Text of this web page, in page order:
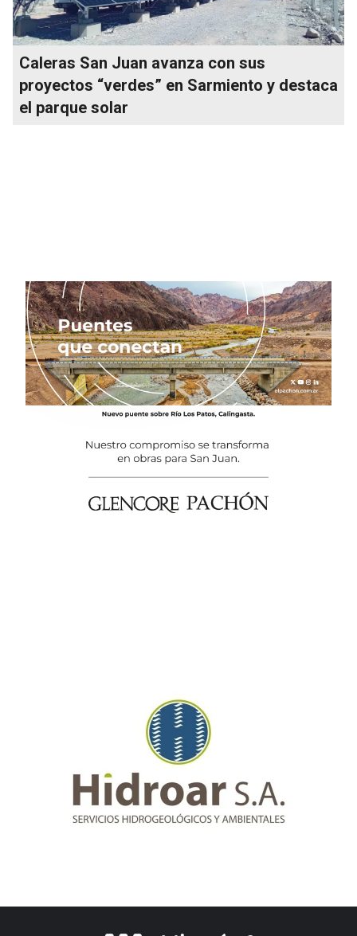
Caleras San Juan avanza con sus
proyectos “verdes” en Sarmiento y destaca
el parque solar